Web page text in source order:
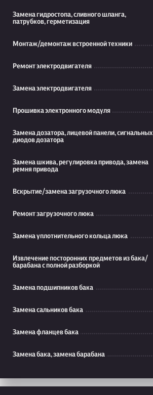
Замена гидростопа, сливного шланга,
патрубков, герметизация
Монтаж/демонтаж встроенной техники
Ремонт электродвигателя
Замена электродвигателя
Прошивка электронного модуля
Замена дозатора, лицевой панели, сигнальных
диодов дозатора
Замена шкива, регулировка привода, замена
ремня привода
Вскрытие/замена загрузочного люка
Ремонт загрузочного люка
Замена уплотнительного кольца люка
Извлечение посторонних предметов из бака/
барабана с полной разборкой
Замена подшипников бака
Замена сальников бака
Замена фланцев бака
Замена бака, замена барабана